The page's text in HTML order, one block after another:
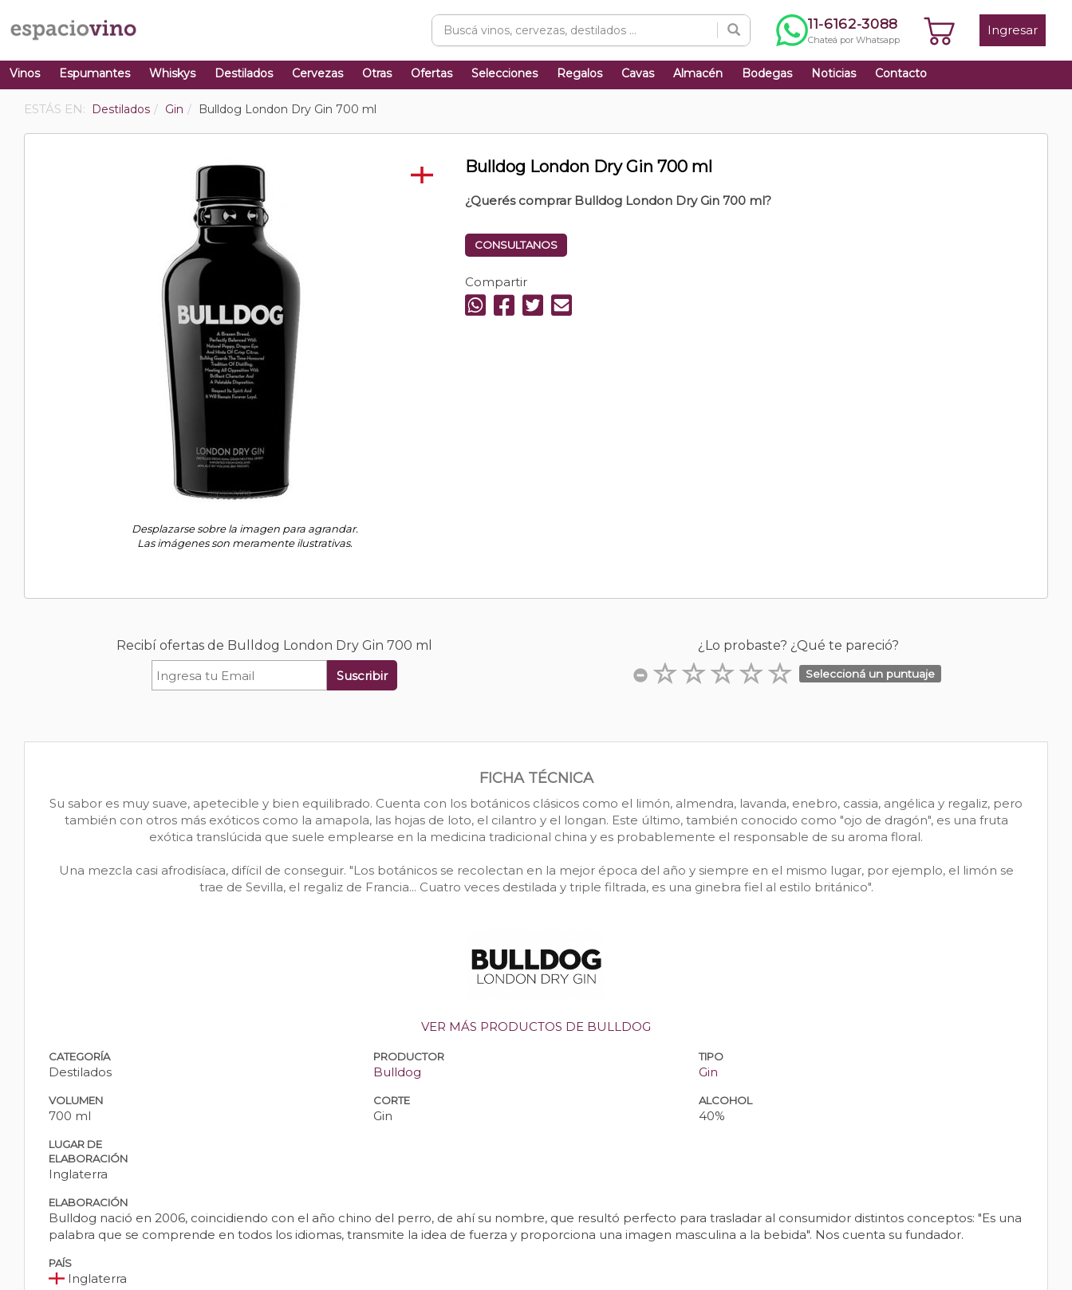
11-6162-3088
Chateá por Whatsapp
Ingresar
Vinos Espumantes Whiskys Destilados Cervezas Otras Ofertas Selecciones Regalos Cavas Almacén Bodegas Noticias Contacto
ESTÁS EN: Destilados Gin Bulldog London Dry Gin 700 ml
Desplazarse sobre la imagen para agrandar.
Las imágenes son meramente ilustrativas.
Bulldog London Dry Gin 700 ml
¿Querés comprar Bulldog London Dry Gin 700 ml?
CONSULTANOS
Compartir
Recibí ofertas de Bulldog London Dry Gin 700 ml
Suscribir
¿Lo probaste? ¿Qué te pareció?
Seleccioná un puntuaje
FICHA TÉCNICA
Su sabor es muy suave, apetecible y bien equilibrado. Cuenta con los botánicos clásicos como el limón, almendra, lavanda, enebro, cassia, angélica y regaliz, pero
también con otros más exóticos como la amapola, las hojas de loto, el cilantro y el longan. Este último, también conocido como "ojo de dragón", es una fruta
exótica translúcida que suele emplearse en la medicina tradicional china y es probablemente el responsable de su aroma floral.
Una mezcla casi afrodisíaca, difícil de conseguir. "Los botánicos se recolectan en la mejor época del año y siempre en el mismo lugar, por ejemplo, el limón se
trae de Sevilla, el regaliz de Francia... Cuatro veces destilada y triple filtrada, es una ginebra fiel al estilo británico".
VER MÁS PRODUCTOS DE BULLDOG
CATEGORÍA
Destilados
PRODUCTOR
Bulldog
TIPO
Gin
VOLUMEN
700 ml
CORTE
Gin
ALCOHOL
40%
LUGAR DE
ELABORACIÓN
Inglaterra
ELABORACIÓN
Bulldog nació en 2006, coincidiendo con el año chino del perro, de ahí su nombre, que resultó perfecto para trasladar al consumidor distintos conceptos: "Es una
palabra que se comprende en todos los idiomas, transmite la idea de fuerza y proporciona una imagen masculina a la bebida". Nos cuenta su fundador.
PAÍS
Inglaterra